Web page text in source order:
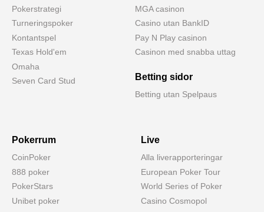
Pokerstrategi
Turneringspoker
Kontantspel
Texas Hold'em
Omaha
Seven Card Stud
MGA casinon
Casino utan BankID
Pay N Play casinon
Casinon med snabba uttag
Betting sidor
Betting utan Spelpaus
Pokerrum
CoinPoker
888 poker
PokerStars
Unibet poker
Live
Alla liverapporteringar
European Poker Tour
World Series of Poker
Casino Cosmopol